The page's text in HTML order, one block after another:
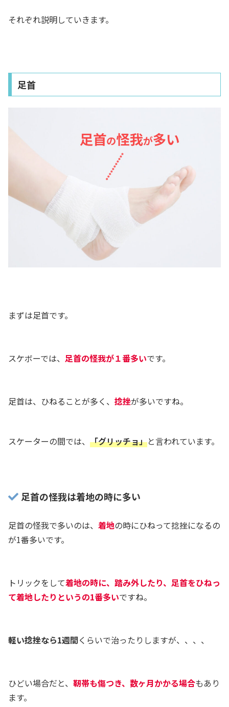
それぞれ説明していきます。
足首
まずは足首です。
スケボーでは、 足首の怪我が１番多いです。
足首は、ひねることが多く、 捻挫が多いですね。
スケーターの間では、 「グリッチョ」と言われています。
足首の怪我は着地の時に多い
足首の怪我で多いのは、 着地の時にひねって捻挫になるの
が1番多いです。
トリックをして着地の時に、踏み外したり、足首をひねっ
て着地したりというの1番多いですね。
軽い捻挫なら1週間くらいで治ったりしますが、、、、
ひどい場合だと、 靭帯も傷つき、数ヶ月かかる場合もあり
ます。